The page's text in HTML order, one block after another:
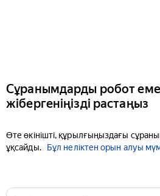
Сұранымдарды робот
жібергеніңізді растаңыз
Өте өкінішті, құрылғыңыздағы
ұқсайды.
Бұл неліктен орын алуы